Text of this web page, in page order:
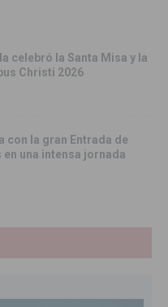
celebró la Santa Misa y la
Christi 2026
con la gran Entrada de
una intensa jornada